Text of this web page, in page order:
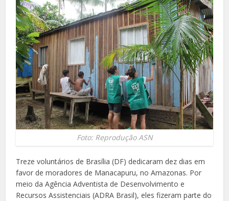
Foto: Reprodução ASN
Treze voluntários de Brasília (DF) dedicaram dez dias em
favor de moradores de Manacapuru, no Amazonas. Por
meio da Agência Adventista de Desenvolvimento e
Recursos Assistenciais (ADRA Brasil), eles fizeram parte do